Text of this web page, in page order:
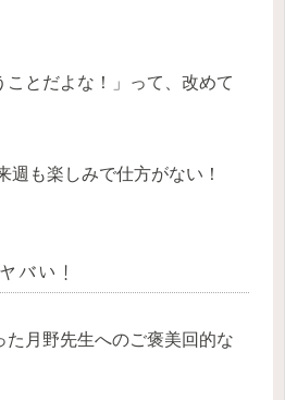
ことだよな！」って、改めて
週も楽しみで仕方がない！
バい！
た月野先生へのご褒美回的な